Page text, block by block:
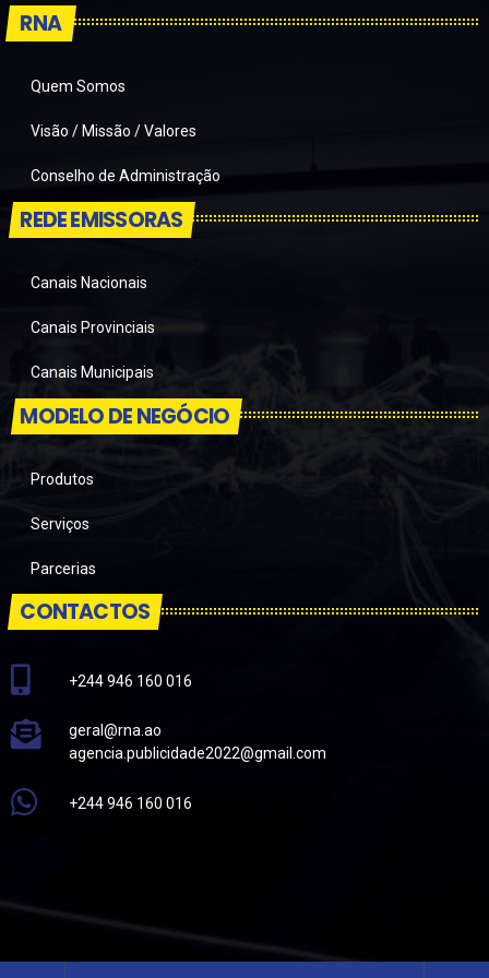
RNA
Quem Somos
Visão / Missão / Valores
Conselho de Administração
REDE EMISSORAS
Canais Nacionais
Canais Provinciais
Canais Municipais
MODELO DE NEGÓCIO
Produtos
Serviços
Parcerias
CONTACTOS
+244 946 160 016
geral@rna.ao
agencia.publicidade2022@gmail.com
+244 946 160 016